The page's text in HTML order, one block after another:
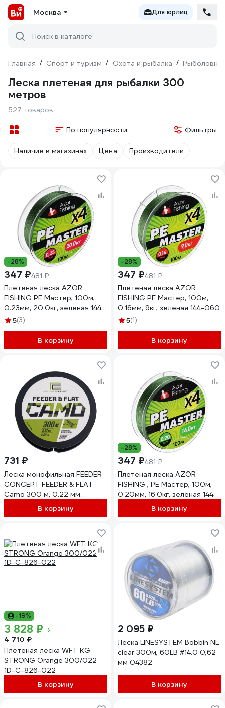
Москва Для юрлиц
Поиск в каталоге
Главная / Спорт и туризм / Охота и рыбалка /
Леска плетеная для рыбалки 300
метров
527 товаров
По популярности Фильтры
Наличие в магазинах Цена Производители
-28%
347 ₽481 ₽
Плетеная леска AZOR
FISHING PE Мастер, 100м,
0.23мм, 20.0кг, зеленая 144-
025
5(3)
В корзину
-28%
347 ₽481 ₽
Плетеная леска AZOR
FISHING PE Мастер, 100м,
0.16мм, 9кг, зеленая 144-060
5(1)
В корзину
731 ₽
Леска монофильная FEEDER
CONCEPT FEEDER & FLAT
Camo 300 м, 0.22 мм
FC4005-022В корзину
-28%
347 ₽481 ₽
Плетеная леска AZOR
FISHING , PE Мастер, 100м,
0.20мм, 16.0кг, зеленая 144-
В корзину
-19%
3 828 ₽
4 710 ₽
Плетеная леска WFT KG
STRONG Orange 300/022
1D-C-826-022
В корзину
2 095 ₽
Леска LINESYSTEM Bobbin NL
clear 300м, 60LB #14.0 0,62
мм 04382
В корзину